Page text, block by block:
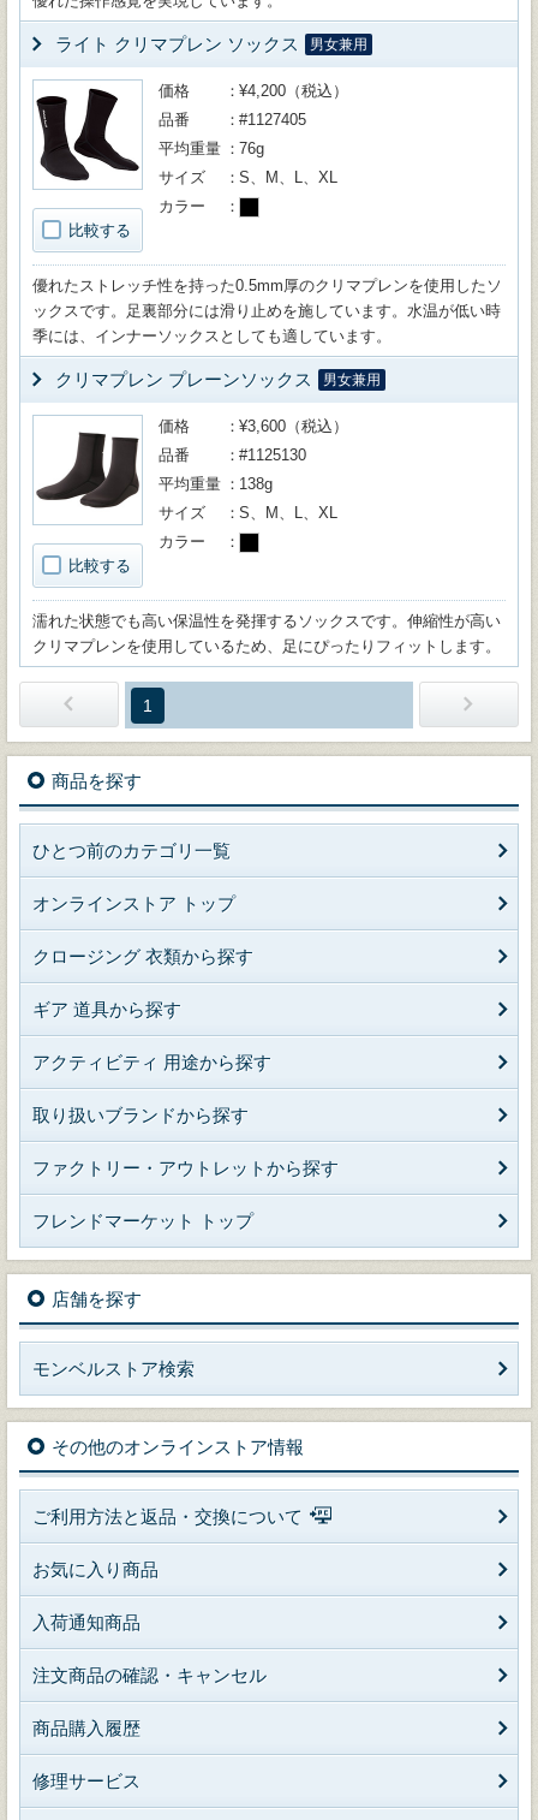
ライト クリマプレン ソックス 男女兼用
比較する
価格
¥4,200（税込）
品番
#1127405
平均重量
76g
サイズ
S、M、L、XL
カラー
優れたストレッチ性を持った0.5mm厚のクリマプレンを使用したソ
ックスです。足裏部分には滑り止めを施しています。水温が低い時
季には、インナーソックスとしても適しています。
クリマプレン プレーンソックス 男女兼用
比較する
価格
¥3,600（税込）
品番
#1125130
平均重量
138g
サイズ
S、M、L、XL
カラー
濡れた状態でも高い保温性を発揮するソックスです。伸縮性が高い
クリマプレンを使用しているため、足にぴったりフィットします。
1
商品を探す
ひとつ前のカテゴリ一覧
オンラインストア トップ
クロージング 衣類から探す
ギア 道具から探す
アクティビティ 用途から探す
取り扱いブランドから探す
ファクトリー・アウトレットから探す
フレンドマーケット トップ
店舗を探す
モンベルストア検索
その他のオンラインストア情報
ご利用方法と返品・交換について
お気に入り商品
入荷通知商品
注文商品の確認・キャンセル
商品購入履歴
修理サービス